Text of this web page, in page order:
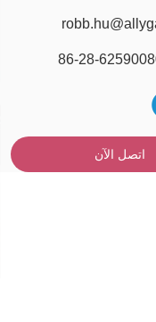
86-28-
اتصل الآن